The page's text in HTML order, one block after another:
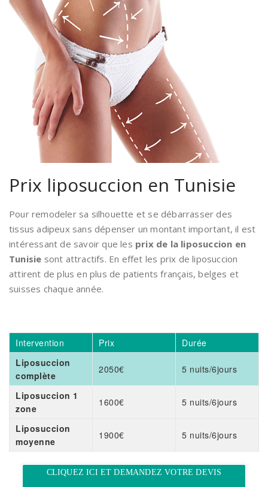
Prix liposuccion en Tunisie
Pour remodeler sa silhouette et se débarrasser des
tissus adipeux sans dépenser un montant important, il est
intéressant de savoir que les prix de la liposuccion en
Tunisie sont attractifs. En effet les prix de liposuccion
attirent de plus en plus de patients français, belges et
suisses chaque année.
Intervention Prix
Durée
Liposuccion
complète
2050€ 5 nuits/6jours
Liposuccion 1
zone
1600€ 5 nuits/6jours
Liposuccion
moyenne
1900€ 5 nuits/6jours
CLIQUEZ ICI ET DEMANDEZ VOTRE DEVIS